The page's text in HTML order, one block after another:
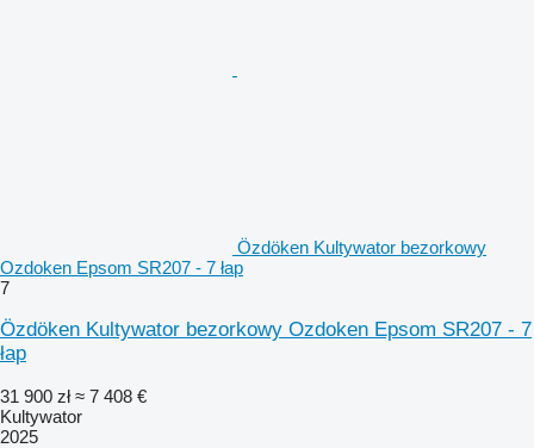
Özdöken Kultywator bezorkowy
Ozdoken Epsom SR207 - 7 łap
7
Özdöken Kultywator bezorkowy Ozdoken Epsom SR207 - 7
łap
31 900 zł ≈ 7 408 €
Kultywator
2025